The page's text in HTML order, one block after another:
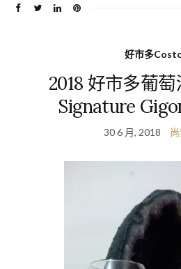
好市多
2018 好市多葡
Signature
30 6 月, 2018